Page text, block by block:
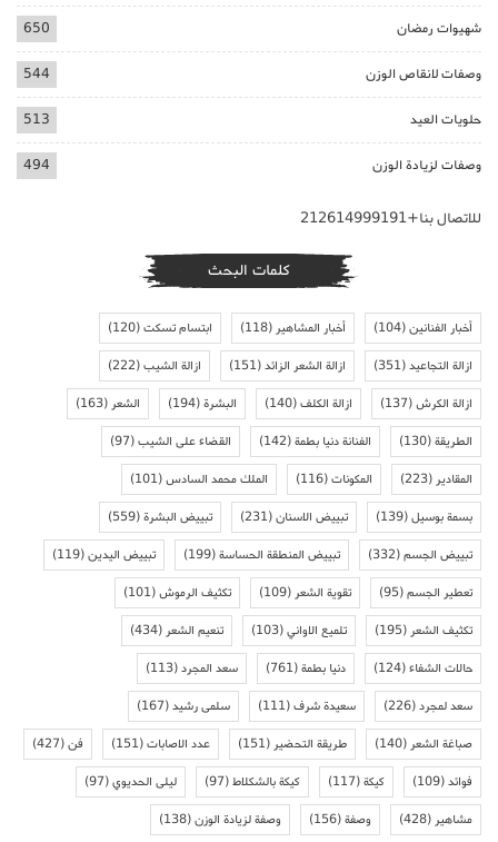
شهيوات رمضان 650
وصفات لانقاص الوزن 544
حلويات العيد 513
وصفات لزيادة الوزن 494
للاتصال بنا+212614999191
كلمات البحث
أخبار الفنانين(104) أخبار المشاهير(118) ابتسام تسكت(120)
ازالة التجاعيد(351) ازالة الشعر الزائد(151) ازالة الشيب(222)
ازالة الكرش(137) ازالة الكلف(140) البشرة(194) الشعر(163)
الطريقة(130) الفنانة دنيا بطمة(142) القضاء على الشيب(97)
المقادير(223) المكونات(116) الملك محمد السادس(101)
بسمة بوسيل(139) تبييض الاسنان(231) تبييض البشرة(559)
تبييض الجسم(332) تبييض المنطقة الحساسة(199) تبييض اليدين(119)
تعطير الجسم(95) تقوية الشعر(109) تكثيف الرموش(101)
تكثيف الشعر(195) تلميع الاواني(103) تنعيم الشعر(434)
حالات الشفاء(124) دنيا بطمة(761) سعد المجرد(113)
سعد لمجرد(226) سعيدة شرف(111) سلمى رشيد(167)
صباغة الشعر(140) طريقة التحضير(151) عدد الاصابات(151) فن(427)
فوائد(109) كيكة(117) كيكة بالشكلاط(97) ليلى الحديوي(97)
مشاهير(428) وصفة(156) وصفة لزيادة الوزن(138)